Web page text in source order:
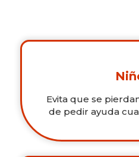
Evita que se
de pedir ayuda